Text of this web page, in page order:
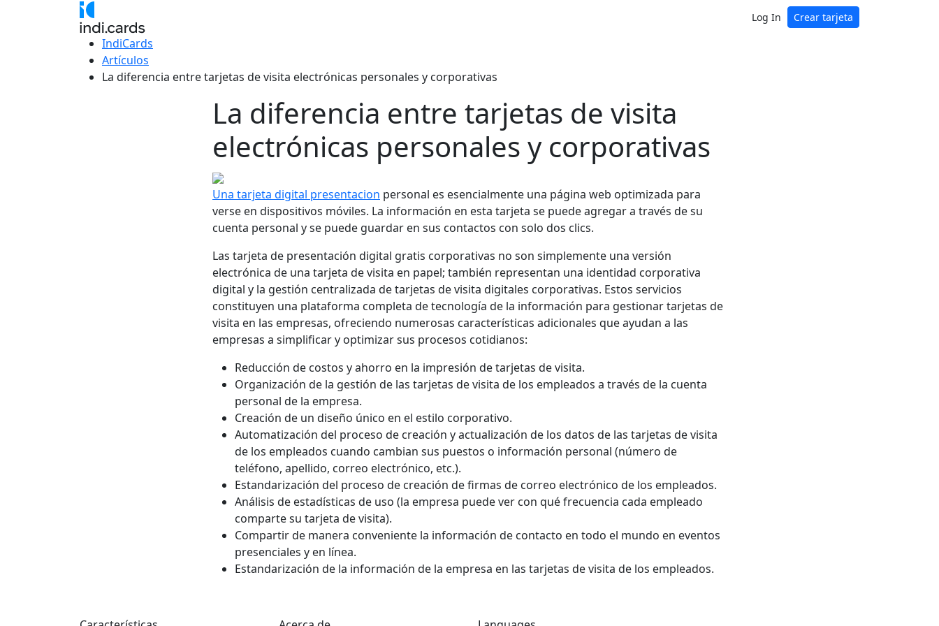
Log In Crear tarjeta
IndiCards
Artículos
La diferencia entre tarjetas de visita electrónicas personales y corporativas
La diferencia entre tarjetas de visita
electrónicas personales y corporativas
Una tarjeta digital presentacion personal es esencialmente una página web optimizada para
verse en dispositivos móviles. La información en esta tarjeta se puede agregar a través de su
cuenta personal y se puede guardar en sus contactos con solo dos clics.
Las tarjeta de presentación digital gratis corporativas no son simplemente una versión
electrónica de una tarjeta de visita en papel; también representan una identidad corporativa
digital y la gestión centralizada de tarjetas de visita digitales corporativas. Estos servicios
constituyen una plataforma completa de tecnología de la información para gestionar tarjetas de
visita en las empresas, ofreciendo numerosas características adicionales que ayudan a las
empresas a simplificar y optimizar sus procesos cotidianos:
Reducción de costos y ahorro en la impresión de tarjetas de visita.
Organización de la gestión de las tarjetas de visita de los empleados a través de la cuenta
personal de la empresa.
Creación de un diseño único en el estilo corporativo.
Automatización del proceso de creación y actualización de los datos de las tarjetas de visita
de los empleados cuando cambian sus puestos o información personal (número de
teléfono, apellido, correo electrónico, etc.).
Estandarización del proceso de creación de firmas de correo electrónico de los empleados.
Análisis de estadísticas de uso (la empresa puede ver con qué frecuencia cada empleado
comparte su tarjeta de visita).
Compartir de manera conveniente la información de contacto en todo el mundo en eventos
presenciales y en línea.
Estandarización de la información de la empresa en las tarjetas de visita de los empleados.